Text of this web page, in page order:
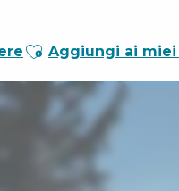
Ajouter aux favoris
Aggiungi ai